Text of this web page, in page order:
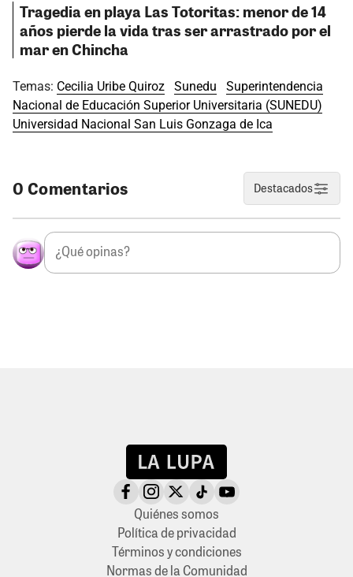
Tragedia en playa Las Totoritas: menor de 14
años pierde la vida tras ser arrastrado por el
mar en Chincha
Temas: Cecilia Uribe Quiroz Sunedu
Superintendencia
Nacional de Educación Superior Universitaria (SUNEDU)
Universidad Nacional San Luis Gonzaga de Ica
0 Comentarios Destacados
Quiénes somos
Política de privacidad
Términos y condiciones
Normas de la Comunidad